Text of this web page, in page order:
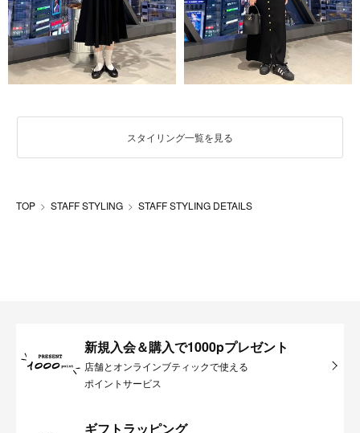
スタイリング一覧を見る
TOP STAFF STYLING STAFF STYLING DETAILS
新規入会＆購入で1000pプレゼント
店舗とオンラインブティックで使える
ポイントサービス
ギフトラッピング